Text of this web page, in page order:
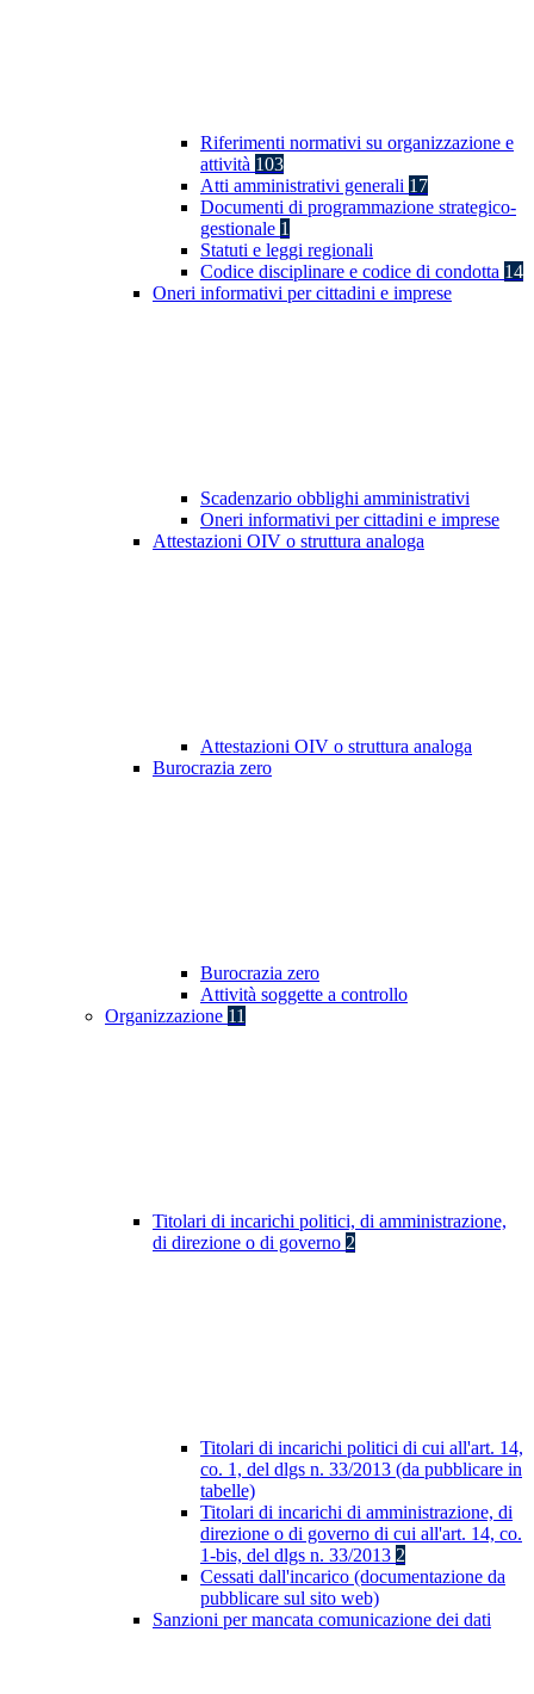
Riferimenti normativi su organizzazione e
attività 103
Atti amministrativi generali 17
Documenti di programmazione strategico-
gestionale 1
Statuti e leggi regionali
Codice disciplinare e codice di condotta 14
Oneri informativi per cittadini e imprese
Scadenzario obblighi amministrativi
Oneri informativi per cittadini e imprese
Attestazioni OIV o struttura analoga
Attestazioni OIV o struttura analoga
Burocrazia zero
Burocrazia zero
Attività soggette a controllo
Organizzazione 11
Titolari di incarichi politici, di amministrazione,
di direzione o di governo 2
Titolari di incarichi politici di cui all'art. 14,
co. 1, del dlgs n. 33/2013 (da pubblicare in
tabelle)
Titolari di incarichi di amministrazione, di
direzione o di governo di cui all'art. 14, co.
1-bis, del dlgs n. 33/2013 2
Cessati dall'incarico (documentazione da
pubblicare sul sito web)
Sanzioni per mancata comunicazione dei dati